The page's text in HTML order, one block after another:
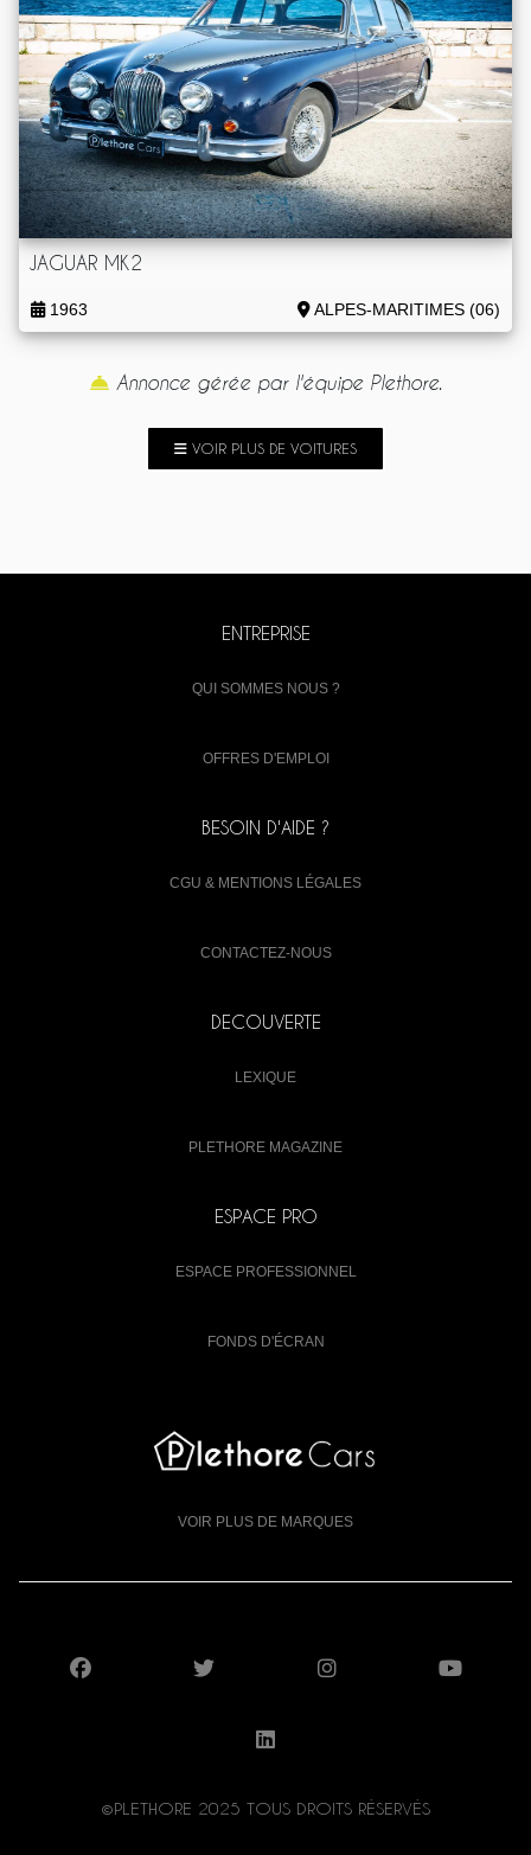
JAGUAR MK2
1963 ALPES-MARITIMES (06)
Annonce gérée par l'équipe Plethore.
VOIR PLUS DE VOITURES
ENTREPRISE
QUI SOMMES NOUS ?
OFFRES D'EMPLOI
BESOIN D'AIDE ?
CGU & MENTIONS LÉGALES
CONTACTEZ-NOUS
DECOUVERTE
LEXIQUE
PLETHORE MAGAZINE
ESPACE PRO
ESPACE PROFESSIONNEL
FONDS D'ÉCRAN
VOIR PLUS DE MARQUES
SUIVEZ-NOUS SUR FACEBOOK
SUIVEZ-NOUS SUR X
SUIVEZ-NOUS
SUIVEZ-NOUS SUR
©PLETHORE 2025 TOUS DROITS RÉSERVÉS